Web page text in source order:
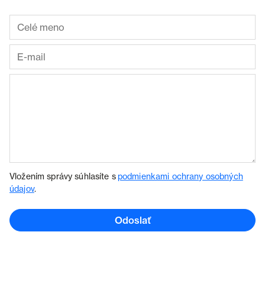
Vložením správy súhlasíte spodmienkami ochrany osobných
údajov.
Odoslať